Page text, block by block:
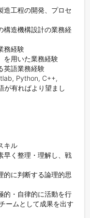
造工程の開発、プロセ
構造機構設計の業務経
務経験
を用いた業務経験
英語業務経験
Python, C++,
が有ればより望まし
キル
早く整理・理解し、戦
的に判断する論理的思
的・自律的に活動を行
ームとして成果を出す